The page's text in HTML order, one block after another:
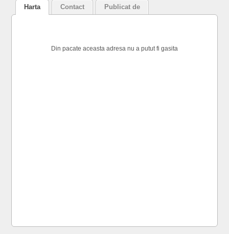
Harta Contact Publicat de
Din pacate aceasta adresa nu a putut fi gasita